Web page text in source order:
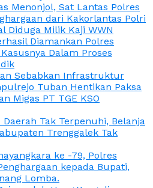
Menonjol, Sat Lantas Polres
dari Kakorlantas Polri
Diduga Milik Kaji WWN
Diamankan Polres
Dalam Proses
Sebabkan Infrastruktur
Tuban Hentikan Paksa
Migas PT TGE KSO
Tak Terpenuhi, Belanja
Trenggalek Tak
ke -79, Polres
kepada Bupati,
Lomba.